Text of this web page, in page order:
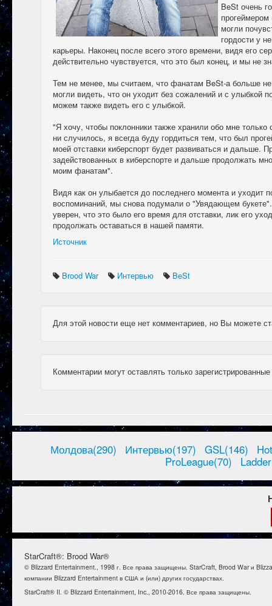
BeSt очень
могли
гордости у
карьеры. Наконец после всего этого времени, видя его
действительно чувствуется, что это был конец, и мы не
Тем не менее, мы считаем, что фанатам BeSt-а больше
могли видеть, что он уходит без сожалений и с улыбкой
можем также видеть его с улыбкой.
"Я хочу, чтобы поклонники также хранили обо мне
ни случилось, я всегда буду гордиться тем, что был
моей отставки киберспорт будет развиваться и
задействованных в киберспорте и дальше продолжать
моим фанатам".
Видя как он улыбается до последнего момента и уходит
воспоминаний, мы снова подумали о "Увядающем
уверен, что это было его время для отставки, лик его
продолжать оставаться в нашей памяти.
Источник
Brood War Интервью BeSt
Для этой новости еще нет комментариев, но Вы можете
Комментарии могут оставлять только
Молдова(290) Интервью(197) GSL(146)
ProLeague(70)
StarCraft®: Brood War®
© Blizzard Entertainment., 1998 г. Все права защищены. StarCraft, Brood War и
компании Blizzard Entertainment в США и (или) других государствах.
StarCraft® II. © Blizzard Entertainment, Inc., 2010-2016. Все права защищены.